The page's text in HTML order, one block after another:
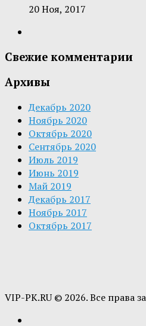
20 Ноя, 2017
Свежие комментарии
Архивы
Декабрь 2020
Ноябрь 2020
Октябрь 2020
Сентябрь 2020
Июль 2019
Июнь 2019
Май 2019
Декабрь 2017
Ноябрь 2017
Октябрь 2017
VIP-PK.RU © 2026. Все права